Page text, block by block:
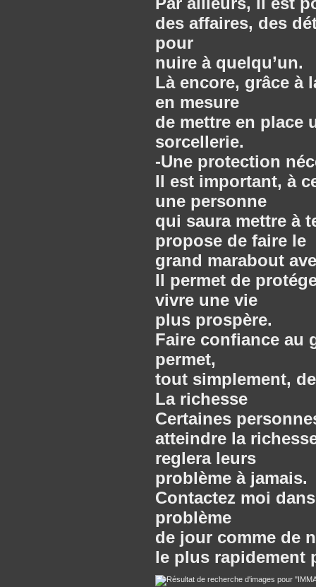
des affaires, des
pour
nuire à quelqu’un.
Là encore, grâce à
en mesure
de mettre en place
sorcellerie.
-Une protection
Il est important, à
une personne
qui saura mettre à
propose de faire le
grand marabout
Il permet de
vivre une vie
plus prospère.
Faire confiance au
permet,
tout simplement,
La richesse
Certaines
atteindre la
reglera leurs
problème à jamais.
Contactez moi
problème
de jour comme de
le plus rapidement